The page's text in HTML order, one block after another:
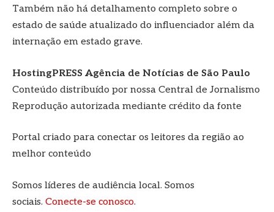
Também não há detalhamento completo sobre o
estado de saúde atualizado do influenciador além da
internação em estado grave.
HostingPRESS Agência de Notícias de São Paulo
Conteúdo distribuído por nossa Central de Jornalismo
Reprodução autorizada mediante crédito da fonte
Portal criado para conectar os leitores da região ao
melhor conteúdo
Somos líderes de audiência local. Somos
sociais. Conecte-se conosco.